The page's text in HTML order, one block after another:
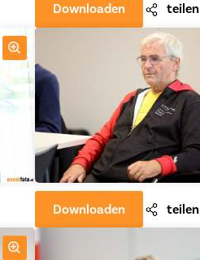
Downloaden teilen
Downloaden teilen